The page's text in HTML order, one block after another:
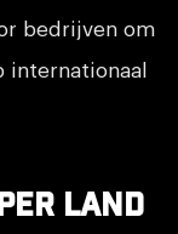
bedrijven om
land